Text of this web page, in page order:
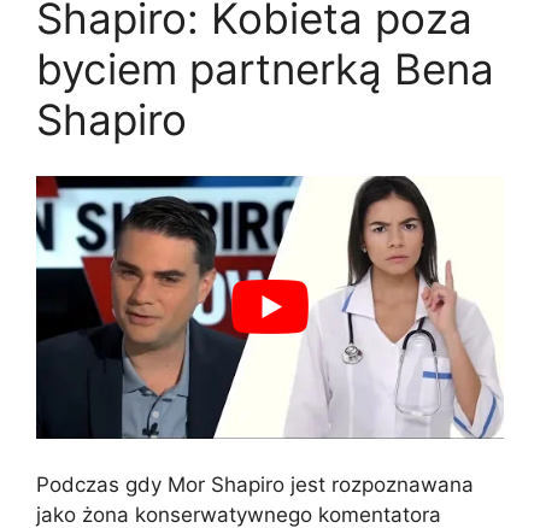
Shapiro: Kobieta poza
byciem partnerką Bena
Shapiro
Podczas gdy Mor Shapiro jest rozpoznawana
jako żona konserwatywnego komentatora